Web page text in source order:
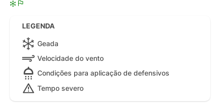
LEGENDA
Geada
Velocidade do vento
Condições para aplicação de defensivos
Tempo severo